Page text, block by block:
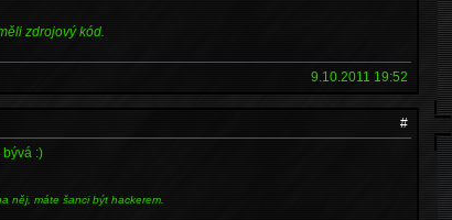
zdrojový kód.
9.10.2011 19:52
#
:)
něj, máte šanci být hackerem.